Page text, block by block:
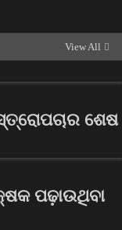
View All
ଶେଷ
ପଢ଼ାଉଥିବା